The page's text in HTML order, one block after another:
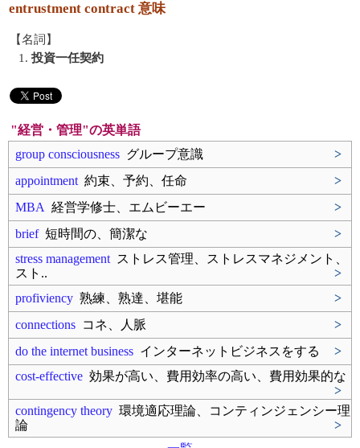
entrustment contract 意味
【名詞】
1. 投資一任契約
"経営・管理"の英単語
group consciousness グループ意識
>
appointment 約束、予約、任命
>
MBA 経営学修士、エムビーエー
>
brief短時間の、簡潔な
>
stress management ストレス管理、ストレスマネジメント、
スト..
>
profiviency 熟練、熟達、堪能
>
connections コネ、人脈
>
do the internet business インターネットビジネスをする
>
cost-effective 効果が高い、費用効率の高い、費用効果的な
>
contingency theory 環境適応理論、コンティンジェンシー理
論
>